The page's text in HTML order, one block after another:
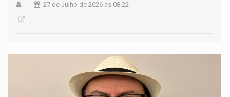
27 de Julho de 2026 às 08:22